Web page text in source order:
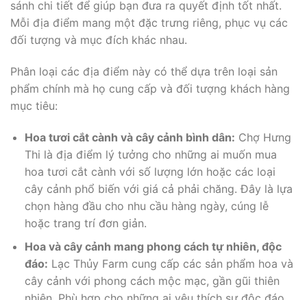
sánh chi tiết để giúp bạn đưa ra quyết định tốt nhất.
Mỗi địa điểm mang một đặc trưng riêng, phục vụ các
đối tượng và mục đích khác nhau.
Phân loại các địa điểm này có thể dựa trên loại sản
phẩm chính mà họ cung cấp và đối tượng khách hàng
mục tiêu:
Hoa tươi cắt cành và cây cảnh bình dân: Chợ Hưng
Thi là địa điểm lý tưởng cho những ai muốn mua
hoa tươi cắt cành với số lượng lớn hoặc các loại
cây cảnh phổ biến với giá cả phải chăng. Đây là lựa
chọn hàng đầu cho nhu cầu hàng ngày, cúng lễ
hoặc trang trí đơn giản.
Hoa và cây cảnh mang phong cách tự nhiên, độc
đáo: Lạc Thủy Farm cung cấp các sản phẩm hoa và
cây cảnh với phong cách mộc mạc, gần gũi thiên